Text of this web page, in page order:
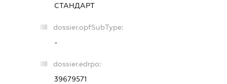
СТАНДАРТ
dossier.opfSubType:
-
dossier.edrpo:
39679571